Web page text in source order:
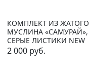
КОМПЛЕКТ ИЗ ЖАТОГО
МУСЛИНА «САМУРАЙ»,
СЕРЫЕ ЛИСТИКИ NEW
2 000 руб.